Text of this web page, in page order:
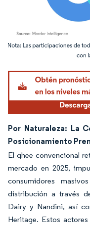
Imagen © Mordor
Por Naturaleza: La
Posicionamiento
El ghee convencional
mercado en 2025,
consumidores
distribución a través
Dairy y Nandini, así
Heritage. Estos